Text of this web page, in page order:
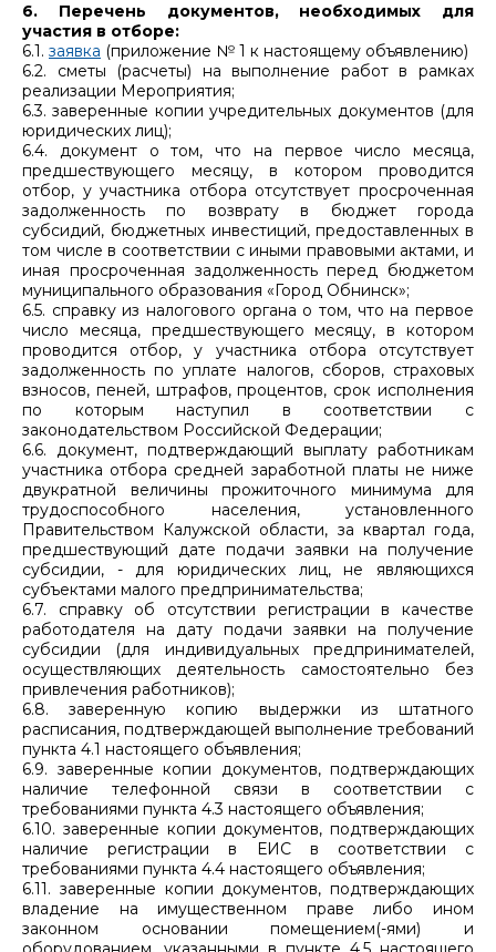
6. Перечень документов, необходимых для
участия в отборе:
6.1. заявка (приложение № 1 к настоящему объявлению)
6.2. сметы (расчеты) на выполнение работ в рамках
реализации Мероприятия;
6.3. заверенные копии учредительных документов (для
юридических лиц);
6.4. документ о том, что на первое число месяца,
предшествующего месяцу, в котором проводится
отбор, у участника отбора отсутствует просроченная
задолженность по возврату в бюджет города
субсидий, бюджетных инвестиций, предоставленных в
том числе в соответствии с иными правовыми актами, и
иная просроченная задолженность перед бюджетом
муниципального образования «Город Обнинск»;
6.5. справку из налогового органа о том, что на первое
число месяца, предшествующего месяцу, в котором
проводится отбор, у участника отбора отсутствует
задолженность по уплате налогов, сборов, страховых
взносов, пеней, штрафов, процентов, срок исполнения
по которым наступил в соответствии с
законодательством Российской Федерации;
6.6. документ, подтверждающий выплату работникам
участника отбора средней заработной платы не ниже
двукратной величины прожиточного минимума для
трудоспособного населения, установленного
Правительством Калужской области, за квартал года,
предшествующий дате подачи заявки на получение
субсидии, - для юридических лиц, не являющихся
субъектами малого предпринимательства;
6.7. справку об отсутствии регистрации в качестве
работодателя на дату подачи заявки на получение
субсидии (для индивидуальных предпринимателей,
осуществляющих деятельность самостоятельно без
привлечения работников);
6.8. заверенную копию выдержки из штатного
расписания, подтверждающей выполнение требований
пункта 4.1 настоящего объявления;
6.9. заверенные копии документов, подтверждающих
наличие телефонной связи в соответствии с
требованиями пункта 4.3 настоящего объявления;
6.10. заверенные копии документов, подтверждающих
наличие регистрации в ЕИС в соответствии с
требованиями пункта 4.4 настоящего объявления;
6.11. заверенные копии документов, подтверждающих
владение на имущественном праве либо ином
законном основании помещением(-ями) и